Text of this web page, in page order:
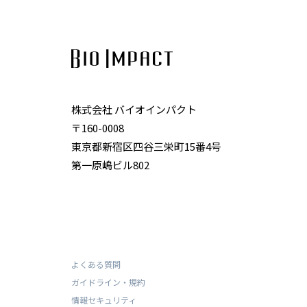
株式会社 バイオインパクト
〒160-0008
東京都新宿区四谷三栄町15番4号
第一原嶋ビル802
よくある質問
ガイドライン・規約
情報セキュリティ